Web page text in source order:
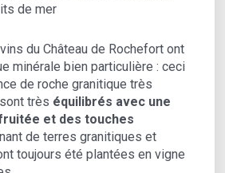
de mer
du Château de Rochefort ont
minérale bien particulière : ceci
de roche granitique très
très équilibrés avec une
et des touches
de terres granitiques et
toujours été plantées en vigne